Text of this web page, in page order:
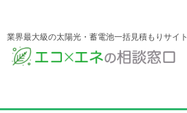
業界最大級の太陽光・蓄電池一括見積もりサイト